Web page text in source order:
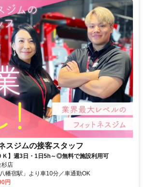
スジムの接客スタッフ
Ｋ】週3日・1日5h～◎無料で施設利用可
店
幡宿駅」より車10分／車通勤OK
円